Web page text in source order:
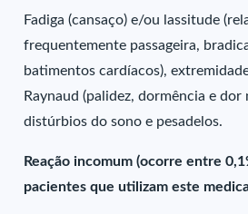
Fadiga (cansaço) e/ou lassitude
frequentemente passageira,
batimentos cardíacos),
Raynaud (palidez, dormência e dor
distúrbios do sono e pesadelos.
Reação incomum (ocorre entre
pacientes que utilizam este